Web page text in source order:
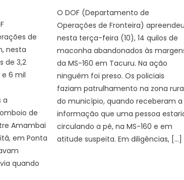
de
nesta
de 3,2
6 mil
a
de
Amambai
em Ponta
quando
O DOF (Departamento de
Operações de Fronteira)
nesta terça-feira (10), 14 quilos de
maconha abandonados às
da MS-160 em Tacuru. Na ação
ninguém foi preso. Os policiais
faziam patrulhamento na zona
do município, quando receberam a
informação que uma pessoa
circulando a pé, na MS-160 e em
atitude suspeita. Em diligências, […]